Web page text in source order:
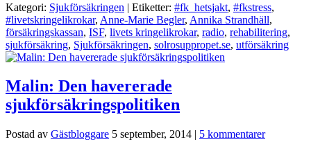
Kategori: Sjukförsäkringen | Etiketter: #fk_hetsjakt, #fkstress,
#livetskringelikrokar, Anne-Marie Begler, Annika Strandhäll,
försäkringskassan, ISF, livets kringelikrokar, radio, rehabilitering,
sjukförsäkring, Sjukförsäkringen, solrosuppropet.se, utförsäkring
Malin: Den havererade
sjukförsäkringspolitiken
Postad av Gästbloggare 5 september, 2014 | 5 kommentarer